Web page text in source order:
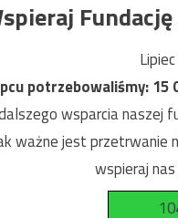
potrzebowaliśmy:15
wsparcia naszej
ważne jest przetrwanie
wspieraj